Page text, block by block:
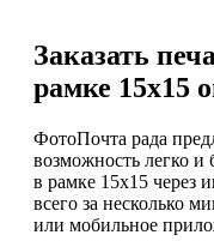
Заказать
рамке 15х15
ФотоПочта рада
возможность легко и
в рамке 15х15 через
всего за несколько
или мобильное